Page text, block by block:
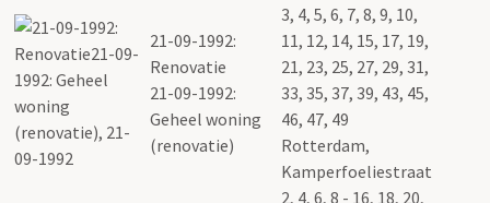
21-09-1992:
Renovatie
21-09-1992:
Geheel woning
(renovatie)
3, 4, 5, 6, 7, 8, 9, 10,
11, 12, 14, 15, 17, 19,
21, 23, 25, 27, 29, 31,
33, 35, 37, 39, 43, 45,
46, 47, 49
Rotterdam,
Kamperfoeliestraat
2, 4, 6, 8 - 16, 18, 20,